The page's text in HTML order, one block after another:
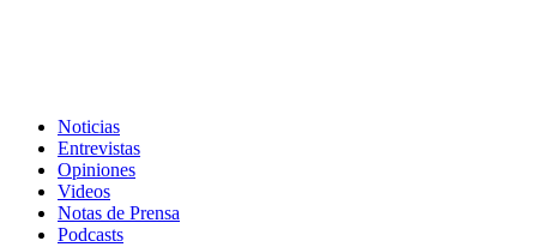
Noticias
Entrevistas
Opiniones
Videos
Notas de Prensa
Podcasts